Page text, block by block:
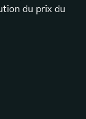
du prix du